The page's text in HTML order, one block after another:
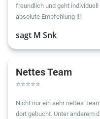
freundlich und geht
absolute Empfehlung !!!
sagt M Snk
Nettes Team
⭐⭐⭐⭐⭐
Nicht nur ein sehr nettes
dort gebucht. Unter anderem